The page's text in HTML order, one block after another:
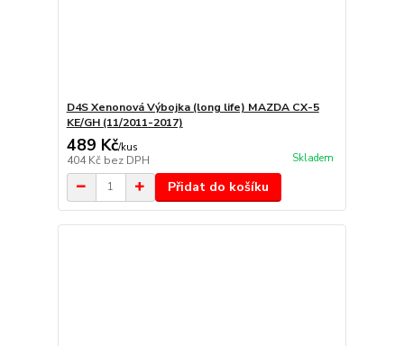
D4S Xenonová Výbojka (long life) MAZDA CX-5
KE/GH (11/2011-2017)
489 Kč/kus
404 Kč bez DPH Skladem
Přidat do košíku